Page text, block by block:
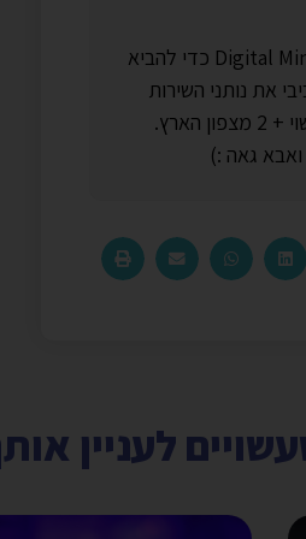
עוסק בשיווק וקידום באינטרנט באופן מקצועי משנת 2011. הקמתי את Digital Minds כדי להביא
את נותני השירות
הטובים ביותר בתחומם כדי ליצור סביבת עבודה שתתאים לצרכי הלקוח. נשוי + 2 מצפון הארץ.
ואבא גאה :)
לעניין